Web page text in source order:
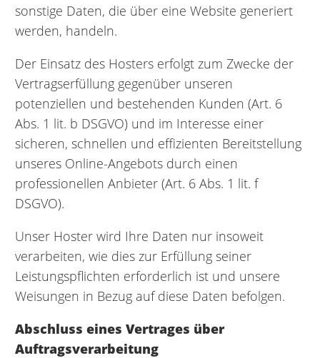
sonstige Daten, die über eine Website generiert
werden, handeln.
Der Einsatz des Hosters erfolgt zum Zwecke der
Vertragserfüllung gegenüber unseren
potenziellen und bestehenden Kunden (Art. 6
Abs. 1 lit. b DSGVO) und im Interesse einer
sicheren, schnellen und effizienten Bereitstellung
unseres Online-Angebots durch einen
professionellen Anbieter (Art. 6 Abs. 1 lit. f
DSGVO).
Unser Hoster wird Ihre Daten nur insoweit
verarbeiten, wie dies zur Erfüllung seiner
Leistungspflichten erforderlich ist und unsere
Weisungen in Bezug auf diese Daten befolgen.
Abschluss eines Vertrages über
Auftragsverarbeitung